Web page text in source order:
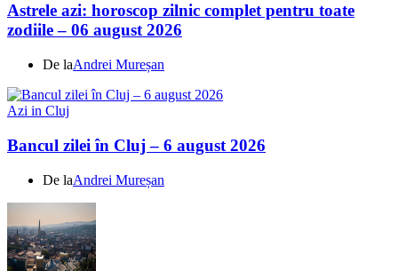
Astrele azi: horoscop zilnic complet pentru toate
zodiile – 06 august 2026
De laAndrei Mureșan
Azi in Cluj
Bancul zilei în Cluj – 6 august 2026
De laAndrei Mureșan